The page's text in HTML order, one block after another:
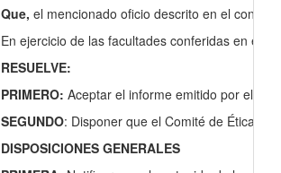
Que, el mencionado oficio descrito en el
En ejercicio de las facultades conferidas en el
RESUELVE:
PRIMERO: Aceptar el informe emitido por el
SEGUNDO: Disponer que el Comité de Ética
DISPOSICIONES GENERALES